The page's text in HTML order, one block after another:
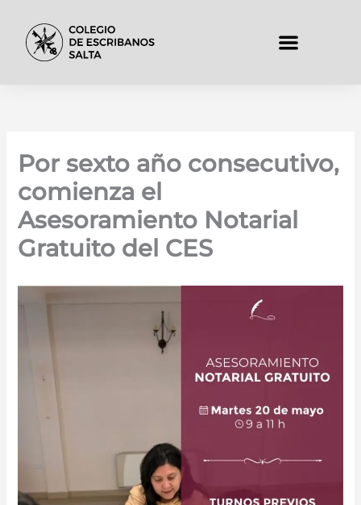
contenido
Por sexto año consecutivo,
comienza el
Asesoramiento Notarial
Gratuito del CES